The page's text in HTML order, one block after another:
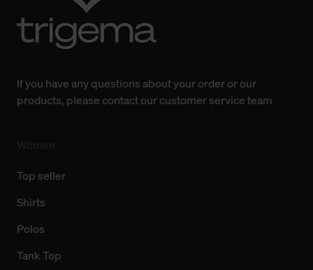
Weitere Informationen über Cookies und Web-
Technologien sowie die Nutzung Ihrer persönlichen Daten
If you have any questions about your order or our
products, please contact our customer service team
Top seller
Shirts
Polos
Tank Top